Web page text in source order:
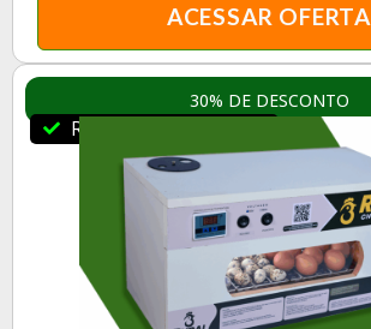
ACESSAR OFERTA
30% DE DESCONTO
RuralBR Indica